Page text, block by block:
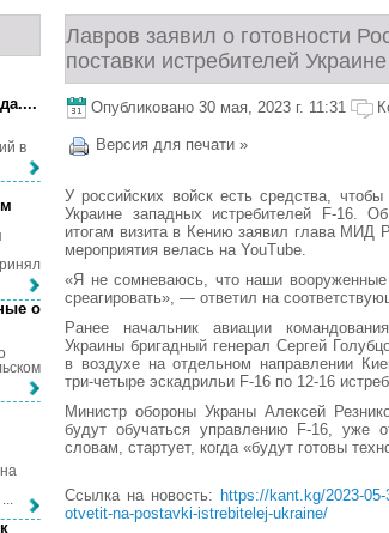
Лавров заявил о готовности
поставки истребителей Украине
Опубликовано 30 мая, 2023 г. 11:31
Версия для печати »
У российских войск есть средства,
Украине западных истребителей F-16.
итогам визита в Кению заявил глава МИД
мероприятия велась на YouTube.
«Я не сомневаюсь, что наши
среагировать», — ответил на
Ранее начальник авиации
Украины бригадный генерал Сергей
в воздухе на отдельном направлении
три-четыре эскадрильи F-16 по 12-16
Министр обороны Украны Алексей
будут обучаться управлению F-16, уже
словам, стартует, когда «будут готовы
Ссылка на новость: https://kant.kg/2023-
otvetit-na-postavki-istrebitelej-ukraine/
.
в
о